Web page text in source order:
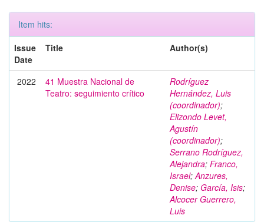
Item hits:
Issue
Date
Title Author(s)
2022
41 Muestra Nacional de
Teatro: seguimiento crítico
Rodríguez
Hernández, Luis
(coordinador);
Elizondo Levet,
Agustín
(coordinador);
Serrano Rodríguez,
Alejandra; Franco,
Israel;Anzures,
Denise; García, Isis;
Alcocer Guerrero,
Luis